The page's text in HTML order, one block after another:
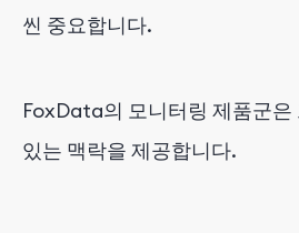
씬 중요합니다.
FoxData의 모니터링 제품군은
있는 맥락을 제공합니다.